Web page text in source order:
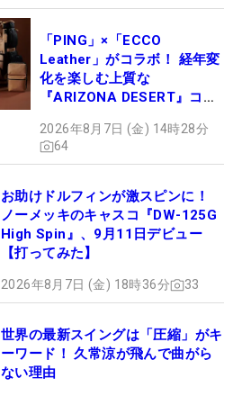
「PING」×「ECCO
Leather」がコラボ！ 経年変
化を楽しむ上質な
『ARIZONA DESERT』コレ
ュー
2026年8月7日 (金) 14時28分
64
お助けドルフィンが激スピンに！
ノーメッキのキャスコ『DW-125G
High Spin』、9月11日デビュー
【打ってみた】
2026年8月7日 (金) 18時36分 33
世界の最新スイングは「圧縮」がキ
ーワード！ 久常涼が飛んで曲がら
ない理由